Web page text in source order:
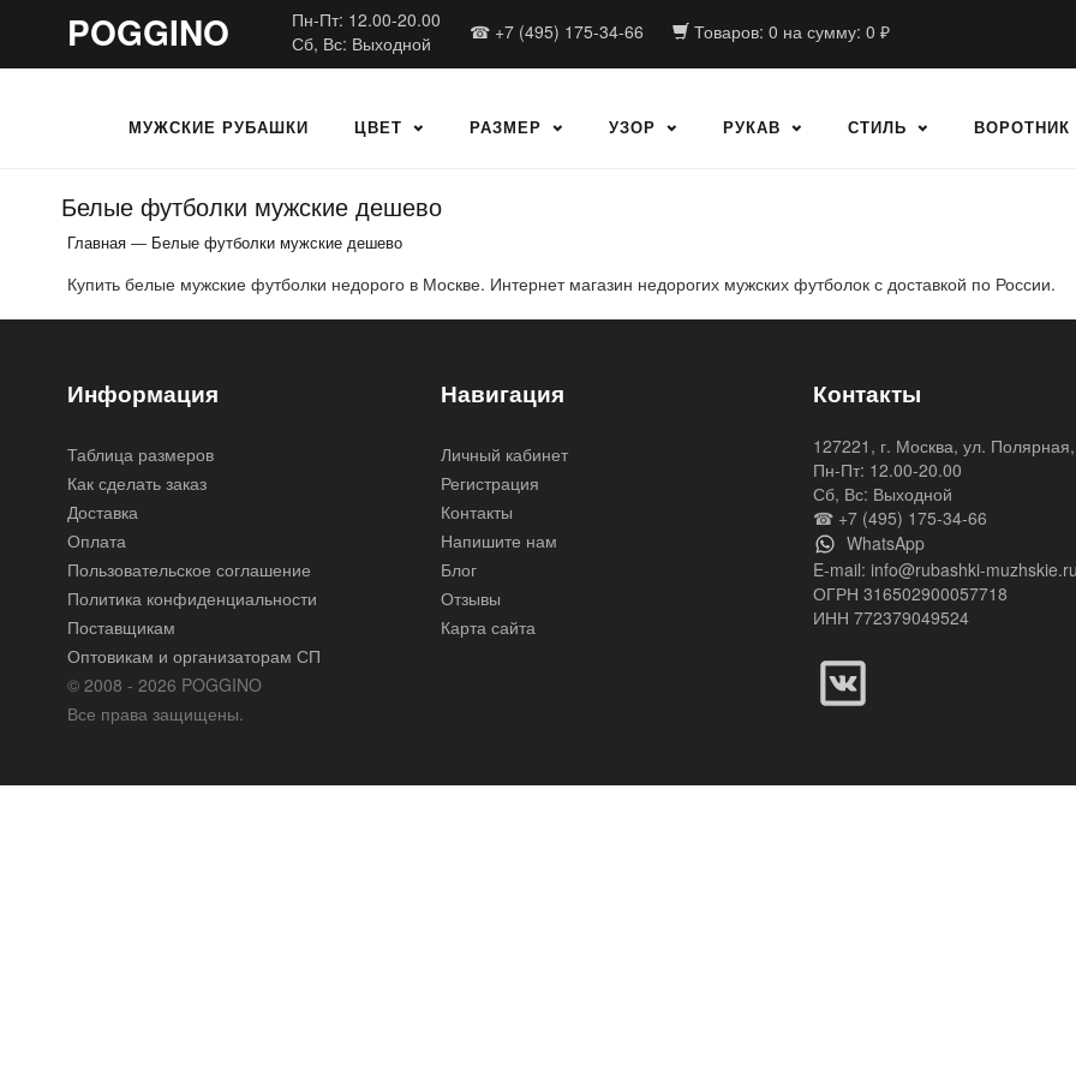
POGGINO
Пн-Пт: 12.00-20.00
Сб, Вс: Выходной
☎ +7 (495) 175-34-66 Товаров: 0 на сумму: 0 ₽
МУЖСКИЕ РУБАШКИ ЦВЕТ РАЗМЕР УЗОР РУКАВ СТИЛЬ ВОРОТНИК
Белые футболки мужские дешево
Главная — Белые футболки мужские дешево
Купить белые мужские футболки недорого в Москве. Интернет магазин недорогих мужских футболок с доставкой по России.
Информация
Таблица размеров
Как сделать заказ
Доставка
Оплата
Пользовательское соглашение
Политика конфиденциальности
Поставщикам
Оптовикам и организаторам СП
© 2008 - 2026 POGGINO
Все права защищены.
Навигация
Личный кабинет
Регистрация
Контакты
Напишите нам
Блог
Отзывы
Карта сайта
Контакты
127221, г. Москва, ул.
Пн-Пт: 12.00-20.00
Сб, Вс: Выходной
☎ +7 (495) 175-34-66
WhatsApp
E-mail: info@rubashki-
ОГРН 316502900057718
ИНН 772379049524